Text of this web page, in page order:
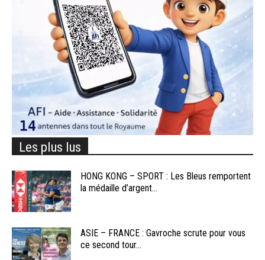
Les plus lus
HONG KONG – SPORT : Les Bleus remportent
la médaille d’argent...
ASIE – FRANCE : Gavroche scrute pour vous
ce second tour...